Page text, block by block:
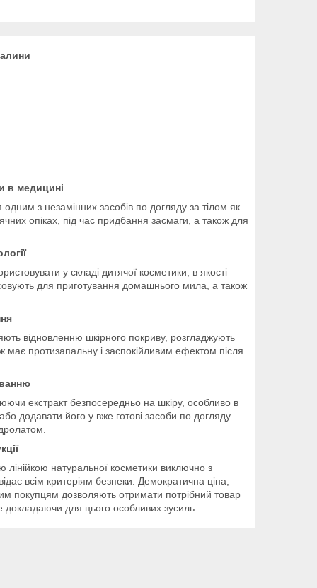
в медицині
з незамінних засобів по догляду за тілом як
опіках, під час придбання засмаги, а також для
у складі дитячої косметики, в якості
для приготування домашнього мила, а також
відновленню шкірного покриву, розгладжують
має протизапальну і заспокійливим ефектом після
екстракт безпосередньо на шкіру, особливо в
додавати його у вже готові засоби по догляду.
натуральної косметики виключно з
всім критеріям безпеки. Демократична ціна,
покупцям дозволяють отримати потрібний товар
для цього особливих зусиль.